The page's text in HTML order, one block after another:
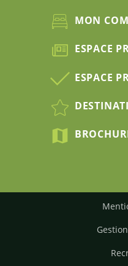
MON
ESPACE
ESPACE